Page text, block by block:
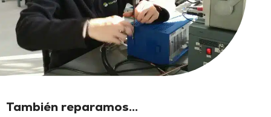
También reparamos...